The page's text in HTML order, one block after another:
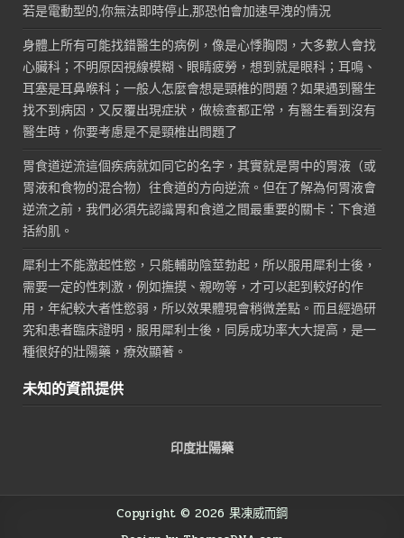
若是電動型的,你無法即時停止,那恐怕會加速早洩的情況
身體上所有可能找錯醫生的病例，像是心悸胸悶，大多數人會找
心臟科；不明原因視線模糊、眼睛疲勞，想到就是眼科；耳鳴、
耳塞是耳鼻喉科；一般人怎麼會想是頸椎的問題？如果遇到醫生
找不到病因，又反覆出現症狀，做檢查都正常，有醫生看到沒有
醫生時，你要考慮是不是頸椎出問題了
胃食道逆流這個疾病就如同它的名字，其實就是胃中的胃液（或
胃液和食物的混合物）往食道的方向逆流。但在了解為何胃液會
逆流之前，我們必須先認識胃和食道之間最重要的關卡：下食道
括約肌。
犀利士不能激起性慾，只能輔助陰莖勃起，所以服用犀利士後，
需要一定的性刺激，例如撫摸、親吻等，才可以起到較好的作
用，年紀較大者性慾弱，所以效果體現會稍微差點。而且經過研
究和患者臨床證明，服用犀利士後，同房成功率大大提高，是一
種很好的壯陽藥，療效顯著。
未知的資訊提供
印度壯陽藥
Copyright © 2026 果凍威而鋼